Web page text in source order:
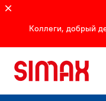
Коллеги, добрый